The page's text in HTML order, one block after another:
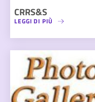
CRRS&S
LEGGI DI PIÙ